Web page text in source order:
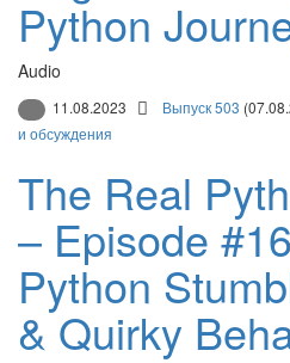
Python
Audio
11.08.2023 Выпуск 503
и обсуждения
The Real
– Episode
Python
& Quirky